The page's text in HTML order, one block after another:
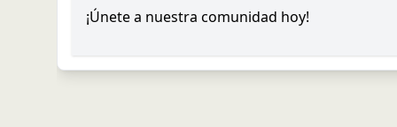
¡Únete a nuestra comunidad hoy!